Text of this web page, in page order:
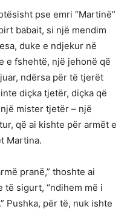
pse emri “Martinë”
babait, si një mendim
duke e ndjekur në
e fshehtë, një jehonë që
ndërsa për të tjerët
diçka tjetër, diçka që
mister tjetër – një
që ai kishte për armët e
Martina.
pranë,” thoshte ai
të sigurt, “ndihem më i
Pushka, për të, nuk ishte